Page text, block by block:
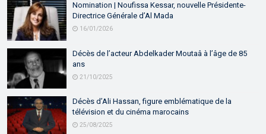
Nomination | Noufissa Kessar, nouvelle Présidente-
Directrice Générale d’Al Mada
16/01/2026
Décès de l’acteur Abdelkader Moutaâ à l’âge de 85
ans
21/10/2025
Décès d’Ali Hassan, figure emblématique de la
télévision et du cinéma marocains
25/08/2025